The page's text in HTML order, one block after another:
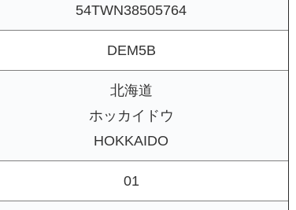
54TWN38505764
DEM5B
北海道
ホッカイドウ
HOKKAIDO
01